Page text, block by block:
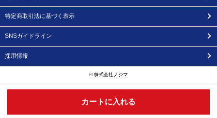
カートに入れる
特定商取引法に基づく表示
SNSガイドライン
採用情報
© 株式会社ノジマ